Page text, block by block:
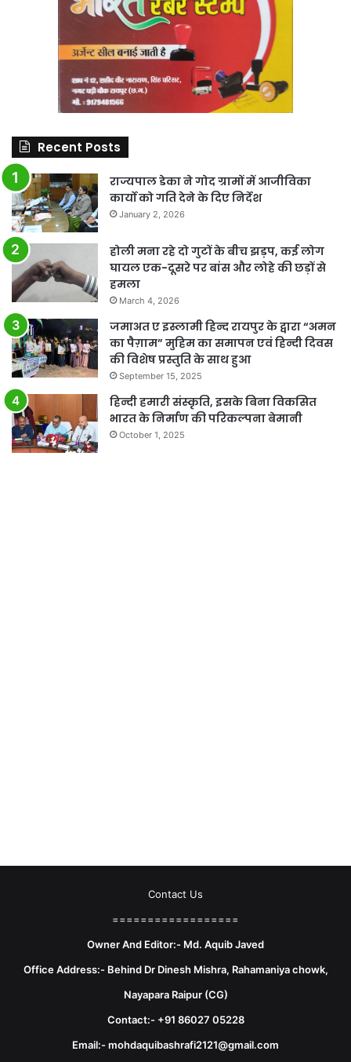
Recent Posts
राज्यपाल डेका ने गोद ग्रामों में आजीविका
कार्यो को गति देने के दिए निर्देश
January 2, 2026
होली मना रहे दो गुटों के बीच झड़प, कई लोग
घायल एक-दूसरे पर बांस और लोहे की छड़ों से
हमला
March 4, 2026
जमाअत ए इस्लामी हिन्द रायपुर के द्वारा “अमन
का पैग़ाम” मुहिम का समापन एवं हिन्दी दिवस
की विशेष प्रस्तुति के साथ हुआ
September 15, 2025
हिन्दी हमारी संस्कृति, इसके बिना विकसित
भारत के निर्माण की परिकल्पना बेमानी
October 1, 2025
Contact Us
==================
Owner And Editor:- Md. Aquib Javed
Office Address:- Behind Dr Dinesh Mishra, Rahamaniya chowk,
Nayapara Raipur (CG)
Contact:- +91 86027 05228
Email:- mohdaquibashrafi2121@gmail.com